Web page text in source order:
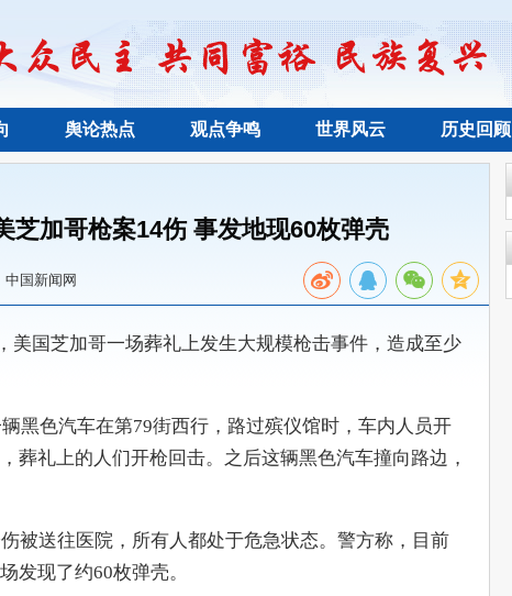
舆论热点 观点争鸣 世界风云 历史回顾
芝加哥枪案14伤 事发地现60枚弹壳
中国新闻网
国芝加哥一场葬礼上发生大规模枪击事件，造成至少
色汽车在第79街西行，路过殡仪馆时，车内人员开
葬礼上的人们开枪回击。之后这辆黑色汽车撞向路边，
送往医院，所有人都处于危急状态。警方称，目前
发现了约60枚弹壳。